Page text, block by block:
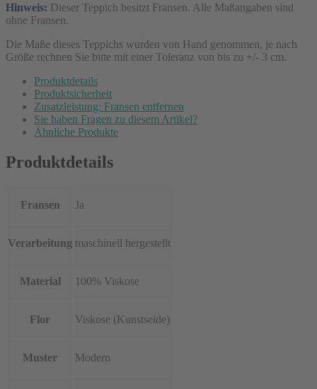
Hinweis: Dieser Teppich besitzt Fransen. Alle Maßangaben sind
ohne Fransen.
Die Maße dieses Teppichs wurden von Hand genommen, je nach
Größe rechnen Sie bitte mit einer Toleranz von bis zu +/- 3 cm.
Produktdetails
Produktsicherheit
Zusatzleistung: Fransen entfernen
Sie haben Fragen zu diesem Artikel?
Ähnliche Produkte
Produktdetails
Fransen Ja
Verarbeitung maschinell hergestellt
Material 100% Viskose
Flor Viskose (Kunstseide)
Muster Modern